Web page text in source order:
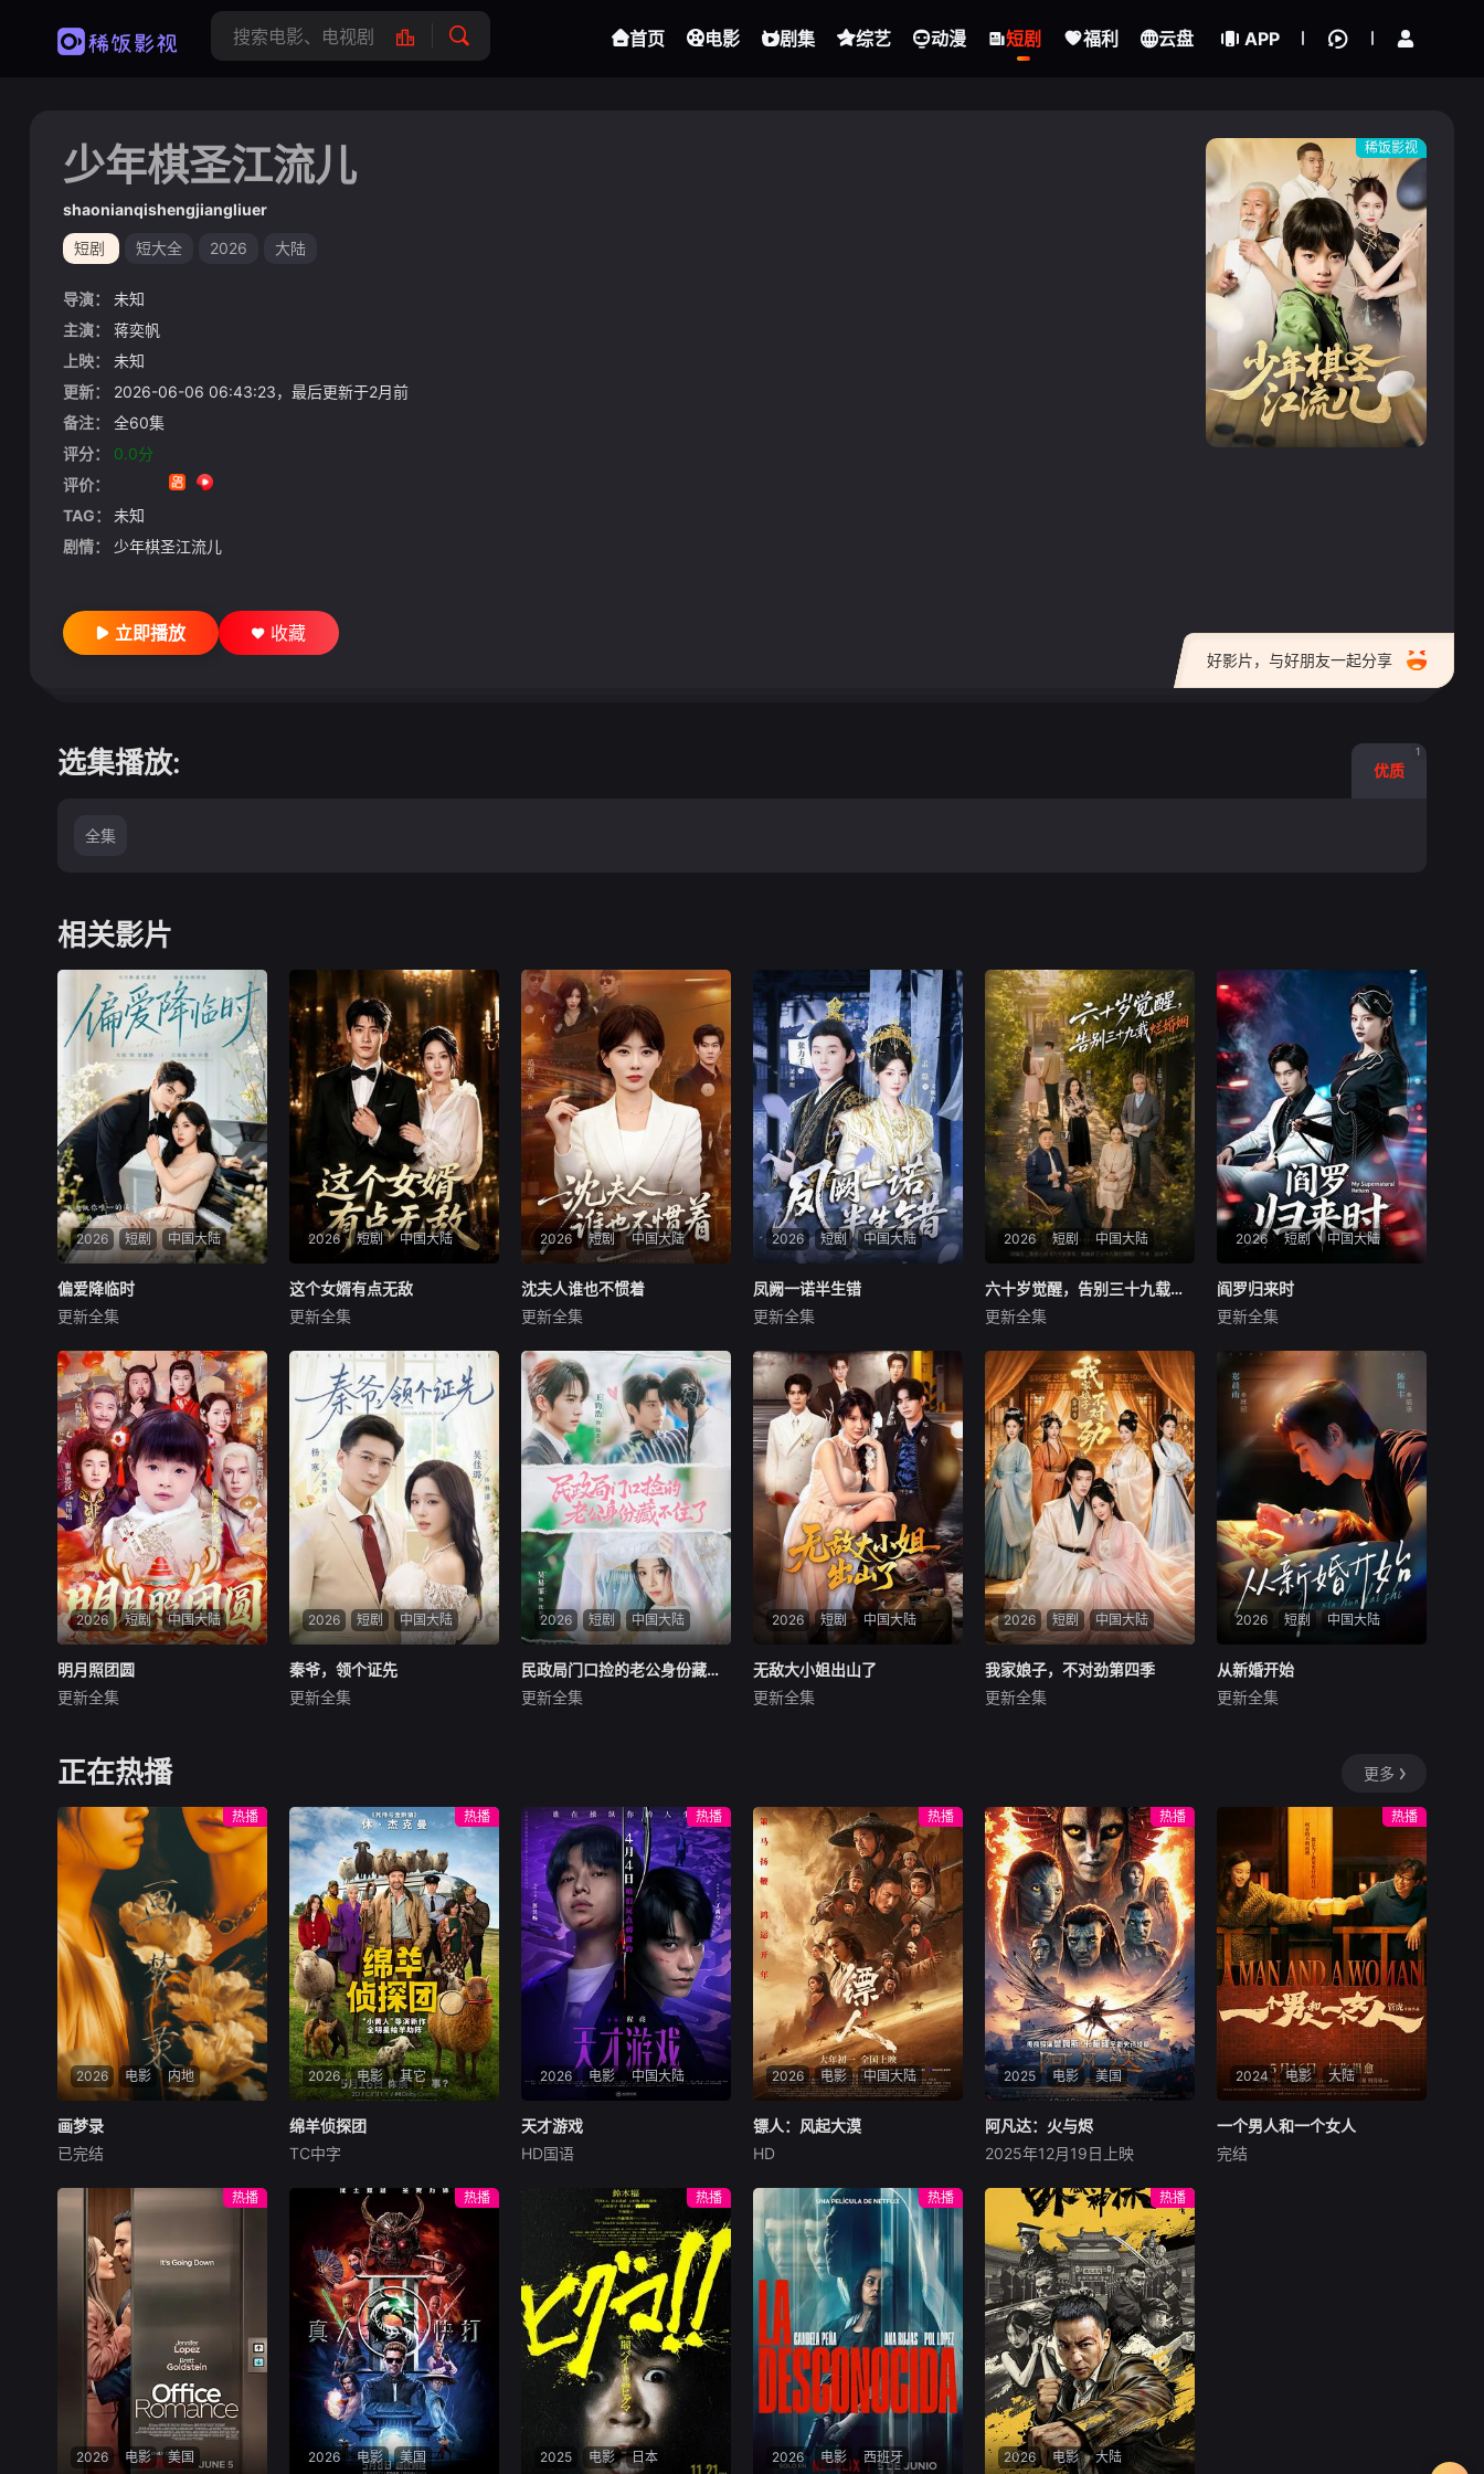
首页 电影 剧集 综艺 动漫 短剧 福利 云盘 APP
稀饭影视
少年棋圣江流儿
shaonianqishengjiangliuer
短剧 短大全 2026 大陆
导演：
未知
主演：
蒋奕帆
上映：
未知
更新：
2026-06-06 06:43:23，最后更新于2月前
备注：
全60集
评分：
0.0分
评价：
TAG：
未知
剧情：
少年棋圣江流儿
好影片，与好朋友一起分享
立即播放 收藏
选集播放: 优质
1
全集
相关影片
2026 短剧 中国大陆
偏爱降临时
左铭＆汪海敏
暂无内容
偏爱降临时
更新全集
2026 短剧 中国大陆
这个女婿有点无敌
苏泓奕＆秦璐瑶
暂无内容
这个女婿有点无敌
更新全集
2026 短剧 中国大陆
沈夫人谁也不惯着
范瑞雪＆宋骏
暂无内容
沈夫人谁也不惯着
更新全集
2026 短剧 中国大陆
凤阙一诺半生错
张力壬＆孟璐
暂无内容
凤阙一诺半生错
更新全集
2026 短剧 中国大陆
六十岁觉醒，告别三十九载烂婚姻
王晨＆盛洋＆雍青青
暂无内容
六十岁觉醒，告别三十九载烂婚姻
更新全集
2026 短剧 中国大陆
阎罗归来时
卢文洁＆谢伊博
暂无内容
阎罗归来时
更新全集
2026 短剧 中国大陆
明月照团圆
黄褚幸沅＆崔尹思汉
明月照团圆
更新全集
2026 短剧 中国大陆
秦爷，领个证先
杨寒＆吴佳璐
秦爷，领个证先
更新全集
2026 短剧 中国大陆
民政局门口捡的老公身份藏不住了
王钧浩＆吴易霏
民政局门口捡的老公身份藏不住了
更新全集
2026 短剧 中国大陆
无敌大小姐出山了
陈俊羽＆孙义宸＆郭亚宁
无敌大小姐出山了
更新全集
2026 短剧 中国大陆
陈外＆鲁芳岐
我家娘子，不对劲第四季
更新全集
2026 短剧 中国大陆
从新婚开始
陈瑞丰＆郑晨雨
从新婚开始
更新全集
正在热播 更多
2026 电影 内地
热播
画梦录
代露娃
民国的上海滩，身怀绝技的孤
女画师许雁真，意外与身陷危
局的融汇银行总账姜心羽产生
交集。姜心羽遭人陷害，只得
与许雁真结盟，彼时银行欲将
国宝名画低价卖给外国人，许
雁真凭借自身精湛画技仿造名
画、偷天换日。几经波折，两
人联手在各方势力的夹缝间巧
妙周旋，共历险阻，破解重重
困境。
画梦录
已完结
2026 电影 其它
热播
绵羊侦探团
牧羊人乔治（休·杰克曼
饰）最爱给羊群读侦探小说，
没想到自己有一天会离奇死
亡。他留下的3000万巨额遗
产，让每个人貌似都有犯罪动
机。警察毫无头绪之时，羊群
们决定“不务正业”迈出牧场，
追查牧羊人“躺平
绵羊侦探团
TC中字
2026 电影 中国大陆
热播
天才游戏
彭昱畅
穷途末路的天才少年刘全龙
（彭昱畅 饰），被偏执富家公
子陈伦（丁禹兮 饰）选中，被
迫踏入一场为他量身打造的
“换命游戏”。豪华别墅、名车
名表、神秘女友全部备齐，在
陈伦的精心打造下，刘全龙瞬
间拥有顶配人生。
天才游戏
HD国语
2026 电影 中国大陆
热播
镖人：风起大漠
大漠之上，镖人、官府、西域
五大家族等多方势力盘根错
节、暗潮涌动。“天字第二号
逃犯”刀马接下特殊押镖任
务，和同伴一起从西域护镖远
赴长安。不料，他们的护送对
象竟是“天字第一号逃犯”知世
郎……天下熙熙皆为利来，各
方势力闻风入局，抢镖厮杀接
连上演……
镖人：风起大漠
HD
2025 电影 美国
热播
阿凡达：火与烬
萨姆·沃辛顿
佐伊·索尔达娜
影片聚焦杰克·萨利与奈蒂莉一
家的命运起伏，在前作的情感
余波之上，深刻描绘一个家族
在战火中如何成长、并共同守
护血脉相连的情感纽带的历
程，从而将故事推向更具张力
的全新维度。此外，潘多拉的
全新领域也即将揭晓
阿凡达：火与烬
2025年12月19日上映
2024 电影 大陆
热播
一个男人和一个女人
黄渤
一个男人和一个女人
完结
2026 电影 美国
热播
2026 电影 美国
热播
2025 电影 日本
热播
2026 电影 西班牙
热播
2026 电影 大陆
热播